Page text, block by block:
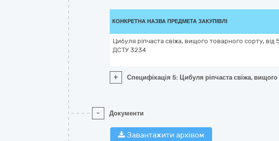
КОНКРЕТНА НАЗВА ПРЕДМЕТА ЗАКУПІВЛІ
Цибуля ріпчаста свіжа, вищого товарного сорту, від
ДСТУ 3234
+ Специфікація 5: Цибуля ріпчаста свіжа,
- Документи
Завантажити архівом